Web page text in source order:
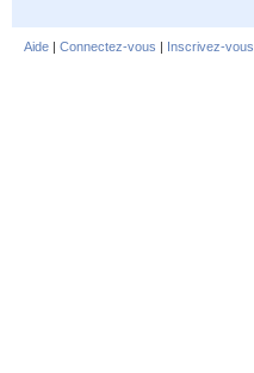
Aide | Connectez-vous | Inscrivez-vous